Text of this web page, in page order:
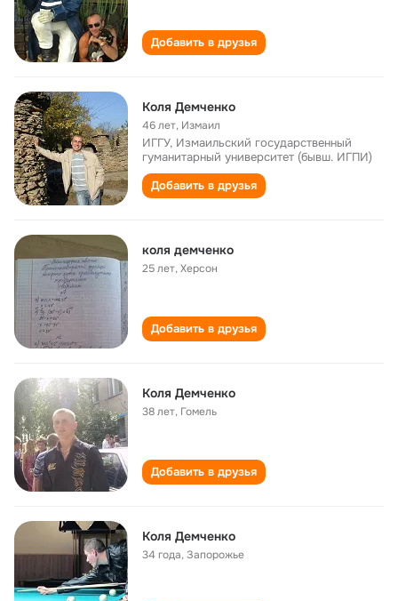
Добавить в друзья
Коля Демченко
46 лет, Измаил
ИГГУ, Измаильский государственный
гуманитарный университет (бывш. ИГПИ)
Добавить в друзья
коля демченко
25 лет,Херсон
Добавить в друзья
Коля Демченко
38 лет, Гомель
Добавить в друзья
Коля Демченко
34 года,Запорожье